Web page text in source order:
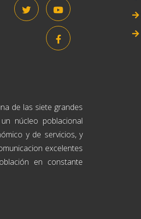
de las siete grandes
núcleo poblacional
y de servicios, y
excelentes
en constante